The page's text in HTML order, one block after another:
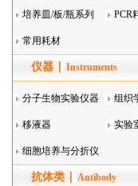
培养皿/板/瓶系列 PCR
常用耗材
仪器 Instruments
分子生物实验仪器 组织
移液器 实验
细胞培养与分折仪
器叠
抗体类 Antibody